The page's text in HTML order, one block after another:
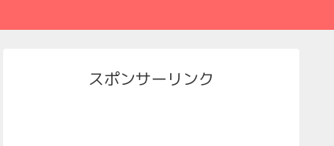
スポンサーリンク